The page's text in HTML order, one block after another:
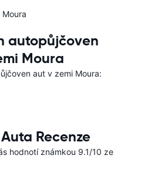
autopůjčoven
Moura
aut v zemi Moura:
Recenze
hodnotí známkou 9.1/10 ze